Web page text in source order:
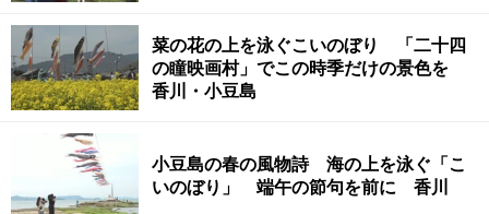
菜の花の上を泳ぐこいのぼり 「二十四
の瞳映画村」でこの時季だけの景色を
香川・小豆島
小豆島の春の風物詩 海の上を泳ぐ「こ
いのぼり」 端午の節句を前に 香川